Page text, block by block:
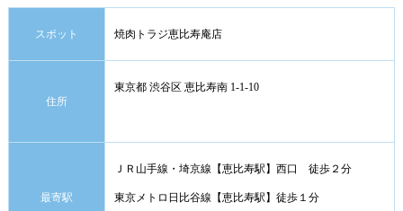
スポット 焼肉トラジ恵比寿庵店
住所
東京都 渋谷区 恵比寿南 1-1-10
最寄駅
ＪＲ山手線・埼京線【恵比寿駅】西口 徒歩２分
東京メトロ日比谷線【恵比寿駅】徒歩１分